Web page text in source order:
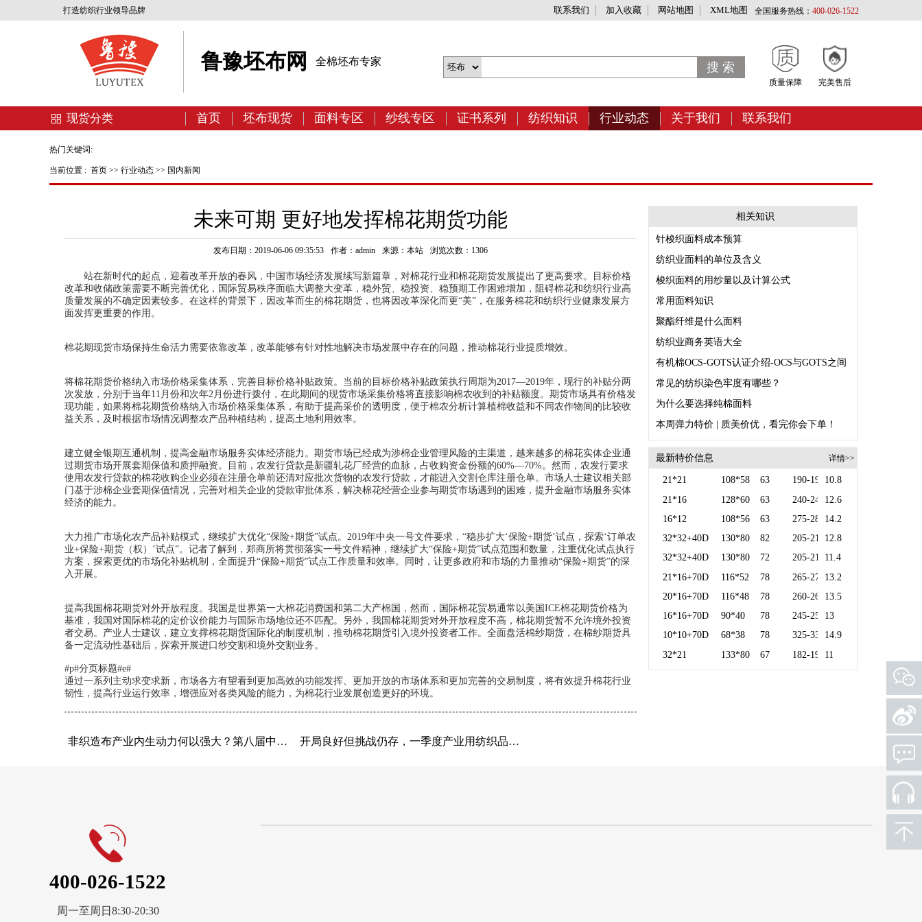
打造纺织行业领导品牌 联系我们 加入收藏 网站地图 XML地图 全国服务热线： 400-026-1522
鲁豫坯布网 全棉坯布专家
质量保障 完美售后
现货分类 首页 坯布现货 面料专区 纱线专区 证书系列 纺织知识 行业动态 关于我们 联系我们
热门关键词:
当前位置 : 首页 >> 行业动态 >> 国内新闻
未来可期 更好地发挥棉花期货功能
发布日期：2019-06-06 09:35:53 作者：admin 来源：本站 浏览次数：1306
站在新时代的起点，迎着改革开放的春风，中国市场经济发展续写新篇章，对棉花行业和棉花期货发展提出了更高要求。目标价格
改革和收储政策需要不断完善优化，国际贸易秩序面临大调整大变革，稳外贸、稳投资、稳预期工作困难增加，阻碍棉花和纺织行业高
质量发展的不确定因素较多。在这样的背景下，因改革而生的棉花期货，也将因改革深化而更“美”，在服务棉花和纺织行业健康发展方
面发挥更重要的作用。
棉花期现货市场保持生命活力需要依靠改革，改革能够有针对性地解决市场发展中存在的问题，推动棉花行业提质增效。
将棉花期货价格纳入市场价格采集体系，完善目标价格补贴政策。当前的目标价格补贴政策执行周期为2017—2019年，现行的补贴分两
次发放，分别于当年11月份和次年2月份进行拨付，在此期间的现货市场采集价格将直接影响棉农收到的补贴额度。期货市场具有价格发
现功能，如果将棉花期货价格纳入市场价格采集体系，有助于提高采价的透明度，便于棉农分析计算植棉收益和不同农作物间的比较收
益关系，及时根据市场情况调整农产品种植结构，提高土地利用效率。
建立健全银期互通机制，提高金融市场服务实体经济能力。期货市场已经成为涉棉企业管理风险的主渠道，越来越多的棉花实体企业通
过期货市场开展套期保值和质押融资。目前，农发行贷款是新疆轧花厂经营的血脉，占收购资金份额的60%—70%。然而，农发行要求
使用农发行贷款的棉花收购企业必须在注册仓单前还清对应批次货物的农发行贷款，才能进入交割仓库注册仓单。市场人士建议相关部
门基于涉棉企业套期保值情况，完善对相关企业的贷款审批体系，解决棉花经营企业参与期货市场遇到的困难，提升金融市场服务实体
经济的能力。
大力推广市场化农产品补贴模式，继续扩大优化“保险+期货”试点。2019年中央一号文件要求，“稳步扩大‘保险+期货’试点，探索‘订单农
业+保险+期货（权）’试点”。记者了解到，郑商所将贯彻落实一号文件精神，继续扩大“保险+期货”试点范围和数量，注重优化试点执行
方案，探索更优的市场化补贴机制，全面提升“保险+期货”试点工作质量和效率。同时，让更多政府和市场的力量推动“保险+期货”的深
入开展。
提高我国棉花期货对外开放程度。我国是世界第一大棉花消费国和第二大产棉国，然而，国际棉花贸易通常以美国ICE棉花期货价格为
基准，我国对国际棉花的定价议价能力与国际市场地位还不匹配。另外，我国棉花期货对外开放程度不高，棉花期货暂不允许境外投资
者交易。产业人士建议，建立支撑棉花期货国际化的制度机制，推动棉花期货引入境外投资者工作。全面盘活棉纱期货，在棉纱期货具
备一定流动性基础后，探索开展进口纱交割和境外交割业务。
#p#分页标题#e#
通过一系列主动求变求新，市场各方有望看到更加高效的功能发挥、更加开放的市场体系和更加完善的交易制度，将有效提升棉花行业
韧性，提高行业运行效率，增强应对各类风险的能力，为棉花行业发展创造更好的环境。
非织造布产业内生动力何以强大？第八届中国国 开局良好但挑战仍存，一季度产业用纺织品行业
相关知识
针梭织面料成本预算
纺织业面料的单位及含义
梭织面料的用纱量以及计算公式
常用面料知识
聚酯纤维是什么面料
纺织业商务英语大全
常见的纺织染色牢度有哪些？
为什么要选择纯棉面料
本周弹力特价 | 质美价优，看完你会下单！
最新特价信息 详情>>
21*21 108*58 63 190-195 10.8
21*16
128*60 63 240-245 12.6
16*12
108*56 63 275-280 14.2
32*32+40D
130*80 82 205-210 12.8
32*32+40D
130*80 72 205-210 11.4
21*16+70D
116*52 78 265-270 13.2
20*16+70D
116*48 78 260-265 13.5
16*16+70D
90*40 78 245-250 13
10*10+70D
68*38 78 325-330 14.9
32*21
133*80 67 182-190 11
400-026-1522
周一至周日8:30-20:30